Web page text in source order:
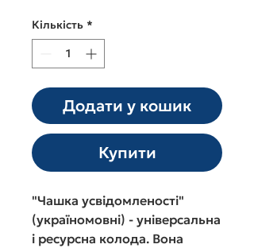
Кількість *
Додати у кошик
Купити
"Чашка усвідомленості"
(україномовні) - універсальна
і ресурсна колода. Вона